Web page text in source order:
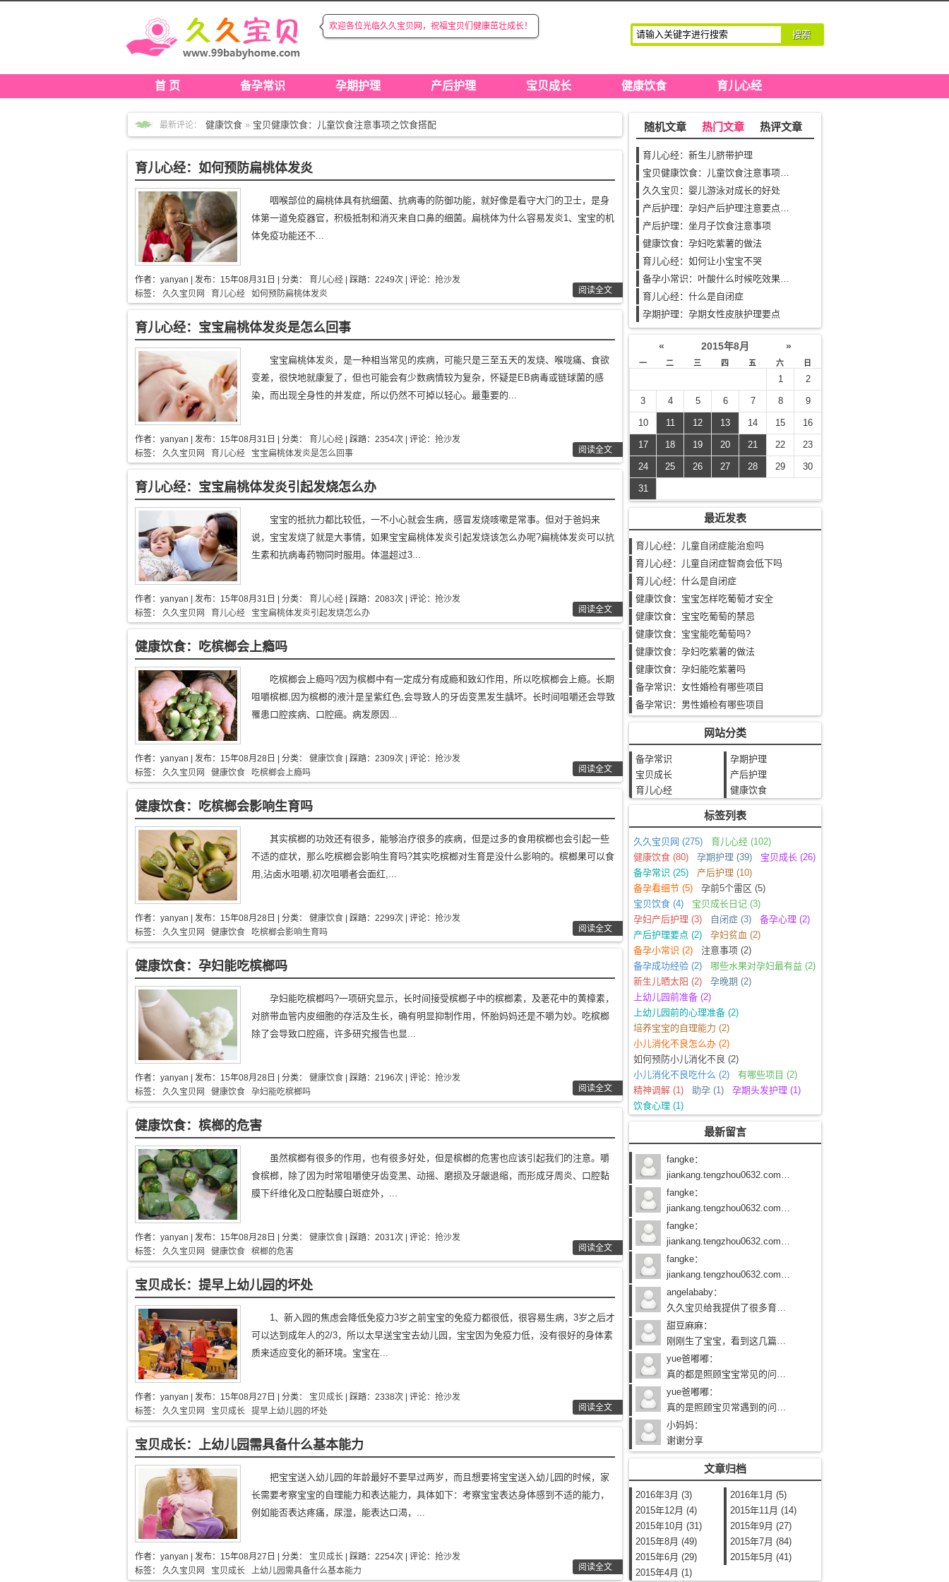
◆◆ 欢迎各位光临久久宝贝网，祝福宝贝们健康茁壮成长！
搜索
首 页 备孕常识 孕期护理 产后护理 宝贝成长 健康饮食 育儿心经
最新评论： 健康饮食 » 宝贝健康饮食：儿童饮食注意事项之饮食搭配
育儿心经»育儿心经：新生儿脐带护理
产后护理»产后护理：孕妇产后护理注意要点（三）
产后护理
产后护理：坐月子饮食注意事项
产后护理
»产后护理：​产后如何恢复身材?
健康饮食
»健康饮食：孕妇吃紫薯的做法
育儿心经
备孕常识
育儿心经：如何预防扁桃体发炎
咽喉部位的扁桃体具有抗细菌、抗病毒的防御功能，就好像是看守大门的卫士，是身
体第一道免疫器官，积极抵制和消灭来自口鼻的细菌。扁桃体为什么容易发炎1、宝宝的机
体免疫功能还不...
作者： yanyan | 发布： 15年08月31日 | 分类： 育儿心经 | 踩踏：2249次 | 评论： 抢沙发
标签： 久久宝贝网 育儿心经 如何预防扁桃体发炎 阅读全文
育儿心经：宝宝扁桃体发炎是怎么回事
宝宝扁桃体发炎，是一种相当常见的疾病，可能只是三至五天的发烧、喉咙痛、食欲
变差，很快地就康复了，但也可能会有少数病情较为复杂，怀疑是EB病毒或链球菌的感
染，而出现全身性的并发症，所以仍然不可掉以轻心。最重要的...
作者： yanyan | 发布： 15年08月31日 | 分类： 育儿心经 | 踩踏：2354次 | 评论： 抢沙发
标签： 久久宝贝网 育儿心经 宝宝扁桃体发炎是怎么回事 阅读全文
育儿心经：宝宝扁桃体发炎引起发烧怎么办
宝宝的抵抗力都比较低，一不小心就会生病，感冒发烧咳嗽是常事。但对于爸妈来
说，宝宝发烧了就是大事情，如果宝宝扁桃体发炎引起发烧该怎么办呢?扁桃体发炎可以抗
生素和抗病毒药物同时服用。体温超过3...
作者： yanyan | 发布： 15年08月31日 | 分类： 育儿心经 | 踩踏：2083次 | 评论： 抢沙发
标签： 久久宝贝网 育儿心经 宝宝扁桃体发炎引起发烧怎么办 阅读全文
健康饮食：吃槟榔会上瘾吗
吃槟榔会上瘾吗?因为槟榔中有一定成分有成瘾和致幻作用，所以吃槟榔会上瘾。长期
咀嚼槟榔,因为槟榔的液汁是呈紫红色,会导致人的牙齿变黑发生龋坏。长时间咀嚼还会导致
罹患口腔疾病、口腔癌。病发原因...
作者： yanyan | 发布： 15年08月28日 | 分类： 健康饮食 | 踩踏：2309次 | 评论： 抢沙发
标签： 久久宝贝网 健康饮食 吃槟榔会上瘾吗 阅读全文
健康饮食：吃槟榔会影响生育吗
其实槟榔的功效还有很多，能够治疗很多的疾病，但是过多的食用槟榔也会引起一些
不适的症状，那么吃槟榔会影响生育吗?其实吃槟榔对生育是没什么影响的。槟榔果可以食
用,沾卤水咀嚼,初次咀嚼者会面红,...
作者： yanyan | 发布： 15年08月28日 | 分类： 健康饮食 | 踩踏：2299次 | 评论： 抢沙发
标签： 久久宝贝网 健康饮食 吃槟榔会影响生育吗 阅读全文
健康饮食：孕妇能吃槟榔吗
孕妇能吃槟榔吗?一项研究显示，长时间接受槟榔子中的槟榔素，及荖花中的黄樟素，
对脐带血管内皮细胞的存活及生长，确有明显抑制作用，怀胎妈妈还是不嚼为妙。吃槟榔
除了会导致口腔癌，许多研究报告也显...
作者： yanyan | 发布： 15年08月28日 | 分类： 健康饮食 | 踩踏：2196次 | 评论： 抢沙发
标签： 久久宝贝网 健康饮食 孕妇能吃槟榔吗 阅读全文
健康饮食：槟榔的危害
虽然槟榔有很多的作用，也有很多好处，但是槟榔的危害也应该引起我们的注意。嚼
食槟榔，除了因为时常咀嚼使牙齿变黑、动摇、磨损及牙龈退缩，而形成牙周炎、口腔黏
膜下纤维化及口腔黏膜白斑症外，...
作者： yanyan | 发布： 15年08月28日 | 分类： 健康饮食 | 踩踏：2031次 | 评论： 抢沙发
标签： 久久宝贝网 健康饮食 槟榔的危害 阅读全文
宝贝成长：提早上幼儿园的坏处
1、新入园的焦虑会降低免疫力3岁之前宝宝的免疫力都很低，很容易生病，3岁之后才
可以达到成年人的2/3，所以太早送宝宝去幼儿园，宝宝因为免疫力低，没有很好的身体素
质来适应变化的新环境。宝宝在...
作者： yanyan | 发布： 15年08月27日 | 分类： 宝贝成长 | 踩踏：2338次 | 评论： 抢沙发
标签： 久久宝贝网 宝贝成长 提早上幼儿园的坏处 阅读全文
宝贝成长：上幼儿园需具备什么基本能力
把宝宝送入幼儿园的年龄最好不要早过两岁，而且想要将宝宝送入幼儿园的时候，家
长需要考察宝宝的自理能力和表达能力，具体如下：考察宝宝表达身体感到不适的能力，
例如能否表达疼痛，尿湿，能表达口渴，...
作者： yanyan | 发布： 15年08月27日 | 分类： 宝贝成长 | 踩踏：2254次 | 评论： 抢沙发
标签： 久久宝贝网 宝贝成长 上幼儿园需具备什么基本能力 阅读全文
随机文章 热门文章 热评文章
育儿心经：新生儿脐带护理
宝贝健康饮食：儿童饮食注意事项之饮食搭配
久久宝贝：婴儿游泳对成长的好处
产后护理：孕妇产后护理注意要点（三）
产后护理：坐月子饮食注意事项
健康饮食：孕妇吃紫薯的做法
育儿心经：如何让小宝宝不哭
备孕小常识：叶酸什么时候吃效果才最好，有什么作用？
育儿心经：什么是自闭症
孕期护理：孕期女性皮肤护理要点
« 2015年8月 »
一 二 三 四 五 六 日
1 2
3 4 5 6 7 8 9
10 11 12 13 14 15 16
17 18 19 20 21 22 23
24 25 26 27 28 29 30
31
最近发表
育儿心经：儿童自闭症能治愈吗
育儿心经：儿童自闭症智商会低下吗
育儿心经：什么是自闭症
健康饮食：宝宝怎样吃葡萄才安全
健康饮食：宝宝吃葡萄的禁忌
健康饮食：宝宝能吃葡萄吗?
健康饮食：孕妇吃紫薯的做法
健康饮食：孕妇能吃紫薯吗
备孕常识：女性婚检有哪些项目
备孕常识：男性婚检有哪些项目
网站分类
备孕常识
孕期护理
宝贝成长
产后护理
育儿心经
健康饮食
标签列表
久久宝贝网 (275) 育儿心经 (102)
健康饮食 (80) 孕期护理 (39) 宝贝成长 (26)
备孕常识 (25) 产后护理 (10)
备孕看细节 (5) 孕前5个雷区 (5)
宝贝饮食 (4) 宝贝成长日记 (3)
孕妇产后护理 (3) 自闭症 (3) 备孕心理 (2)
产后护理要点 (2) 孕妇贫血 (2)
备孕小常识 (2) 注意事项 (2)
备孕成功经验 (2) 哪些水果对孕妇最有益 (2)
新生儿晒太阳 (2) 孕晚期 (2)
上幼儿园前准备 (2)
上幼儿园前的心理准备 (2)
培养宝宝的自理能力 (2)
小儿消化不良怎么办 (2)
如何预防小儿消化不良 (2)
小儿消化不良吃什么 (2) 有哪些项目 (2)
精神调解 (1) 助孕 (1) 孕期头发护理 (1)
饮食心理 (1)
最新留言
fangke：
jiankang.tengzhou0632.com/学习路过
fangke：
jiankang.tengzhou0632.com/学习路过
fangke：
jiankang.tengzhou0632.com/学习路过
fangke：
jiankang.tengzhou0632.com/学习路过
angelababy：
久久宝贝给我提供了很多育儿知识，给了我很大的帮助，谢谢
甜豆麻麻：
刚刚生了宝宝，看到这几篇护理文章好贴心，以后要多从久久宝贝网学习育儿知识
yue爸嘟嘟：
真的都是照顾宝宝常见的问题呢,赞！祝网站越办越好！
yue爸嘟嘟：
真的是照顾宝贝常遇到的问题呢，赞！希望网站越办越好！
小妈妈：
谢谢分享
文章归档
2016年3月 (3)
2016年1月 (5)
2015年12月 (4)
2015年11月 (14)
2015年10月 (31)
2015年9月 (27)
2015年8月 (49)
2015年7月 (84)
2015年6月 (29)
2015年5月 (41)
2015年4月 (1)